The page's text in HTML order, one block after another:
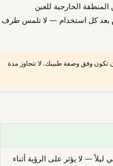
الخارجية للعين
بعد كل استخدام — لا تلمس طرف
تكون وفق وصفة طبيبك. لا تتجاوز مدة
— لا يؤثر على الرؤية أثناء